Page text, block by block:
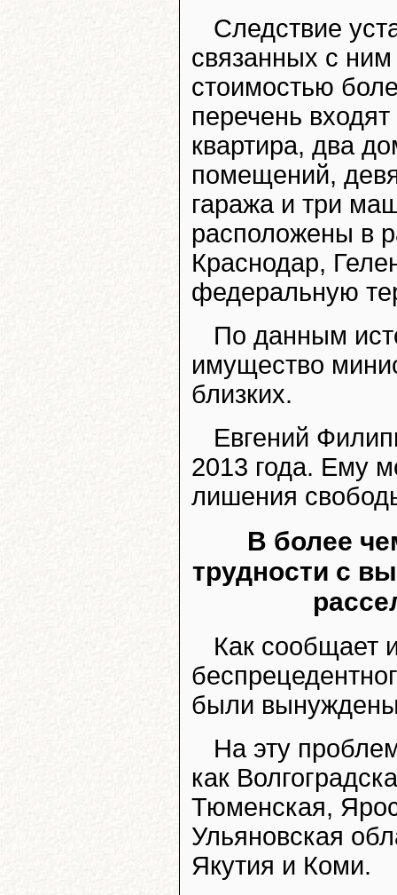
Следствие
связанных с
стоимостью
перечень
квартира, два
помещений,
гаража и три
расположены в
Краснодар,
федеральную
По данным
имущество
близких.
Евгений
2013 года. Ему
лишения
В более
трудности с
Как сообщает
были
На эту
как
Тюменская,
Ульяновская
Якутия и Коми.